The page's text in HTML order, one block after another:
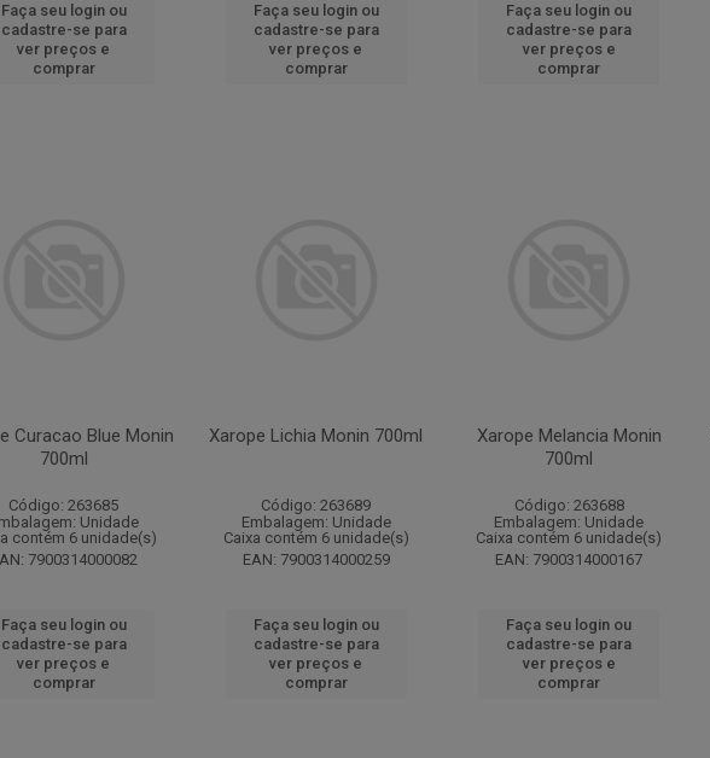
Faça seu login ou
cadastre-se para
ver preços e
comprar
Faça seu login ou
cadastre-se para
ver preços e
comprar
Faça seu login ou
cadastre-se para
ver preços e
comprar
Curacao Blue Monin
700ml
Código: 263685
Unidade
contém 6 unidade(s)
7900314000082
Faça seu login ou
cadastre-se para
ver preços e
comprar
Xarope Lichia Monin 700ml
Código: 263689
Embalagem: Unidade
Caixa contém 6 unidade(s)
EAN: 7900314000259
Faça seu login ou
cadastre-se para
ver preços e
comprar
Xarope Melancia Monin
700ml
Código: 263688
Embalagem: Unidade
Caixa contém 6 unidade(s)
EAN: 7900314000167
Faça seu login ou
cadastre-se para
ver preços e
comprar